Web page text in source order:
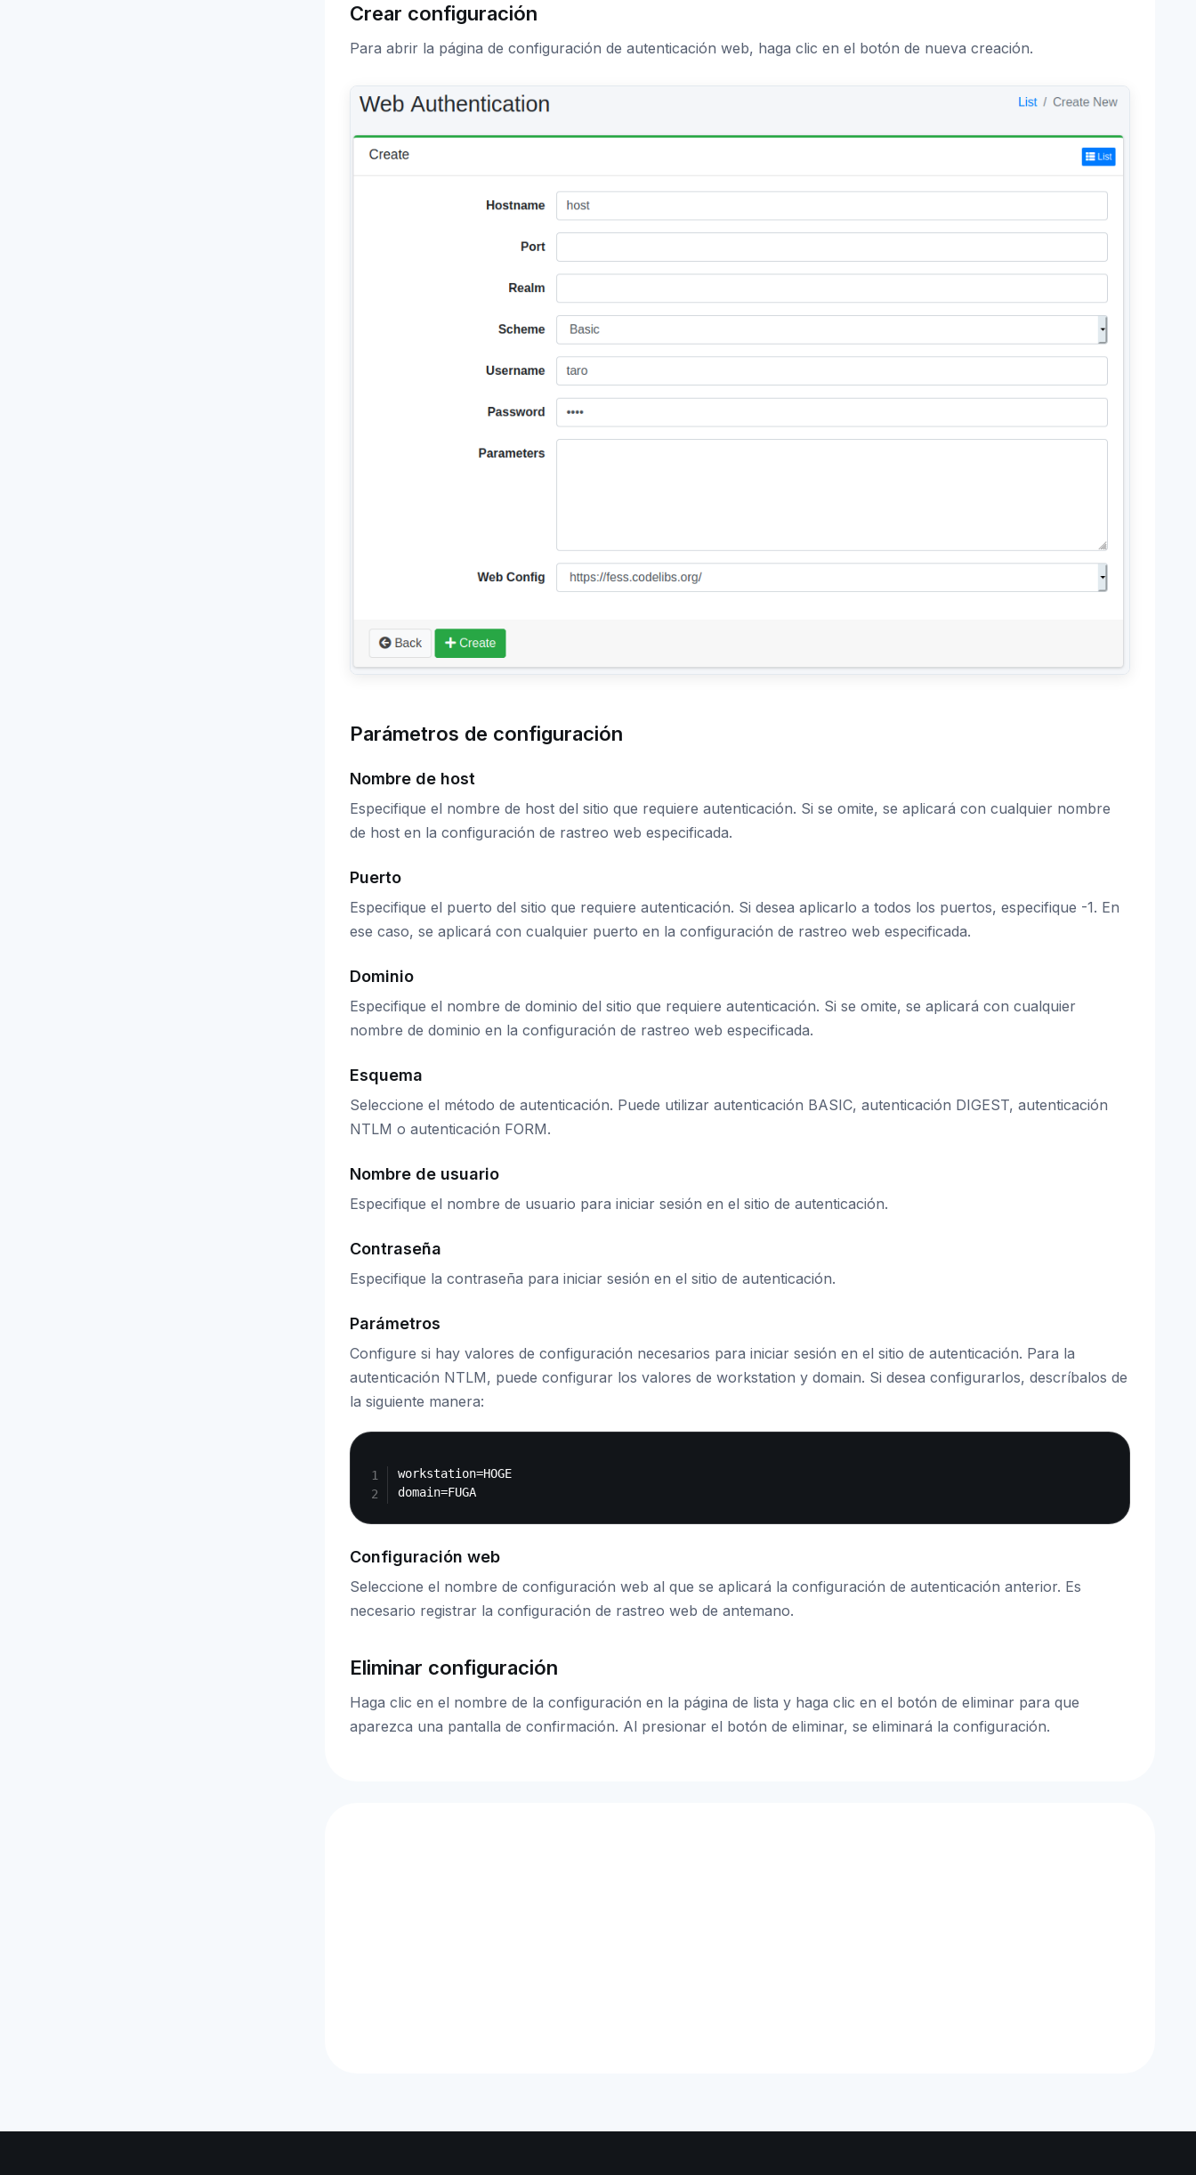
Crear configuración
Para abrir la página de configuración de autenticación web, haga clic en el botón de nueva creación.
Parámetros de configuración
Nombre de host
Especifique el nombre de host del sitio que requiere autenticación. Si se omite, se aplicará con cualquier nombre
de host en la configuración de rastreo web especificada.
Puerto
Especifique el puerto del sitio que requiere autenticación. Si desea aplicarlo a todos los puertos, especifique -1. En
ese caso, se aplicará con cualquier puerto en la configuración de rastreo web especificada.
Dominio
Especifique el nombre de dominio del sitio que requiere autenticación. Si se omite, se aplicará con cualquier
nombre de dominio en la configuración de rastreo web especificada.
Esquema
Seleccione el método de autenticación. Puede utilizar autenticación BASIC, autenticación DIGEST, autenticación
NTLM o autenticación FORM.
Nombre de usuario
Especifique el nombre de usuario para iniciar sesión en el sitio de autenticación.
Contraseña
Especifique la contraseña para iniciar sesión en el sitio de autenticación.
Parámetros
Configure si hay valores de configuración necesarios para iniciar sesión en el sitio de autenticación. Para la
autenticación NTLM, puede configurar los valores de workstation y domain. Si desea configurarlos, descríbalos de
la siguiente manera:
workstation=HOGE
domain=FUGA
Configuración web
Seleccione el nombre de configuración web al que se aplicará la configuración de autenticación anterior. Es
necesario registrar la configuración de rastreo web de antemano.
Eliminar configuración
Haga clic en el nombre de la configuración en la página de lista y haga clic en el botón de eliminar para que
aparezca una pantalla de confirmación. Al presionar el botón de eliminar, se eliminará la configuración.